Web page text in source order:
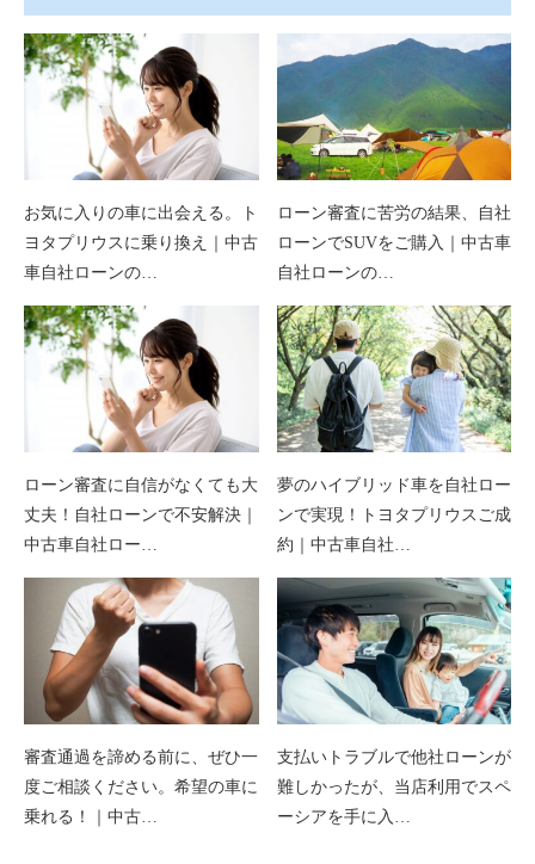
お気に入りの車に出会える。ト
ヨタプリウスに乗り換え｜中古
車自社ローンの…
ローン審査に苦労の結果、自社
ローンでSUVをご購入｜中古車
自社ローンの…
ローン審査に自信がなくても大
丈夫！自社ローンで不安解決｜
中古車自社ロー…
夢のハイブリッド車を自社ロー
ンで実現！トヨタプリウスご成
約｜中古車自社…
審査通過を諦める前に、ぜひ一
度ご相談ください。希望の車に
乗れる！｜中古…
支払いトラブルで他社ローンが
難しかったが、当店利用でスペ
ーシアを手に入…